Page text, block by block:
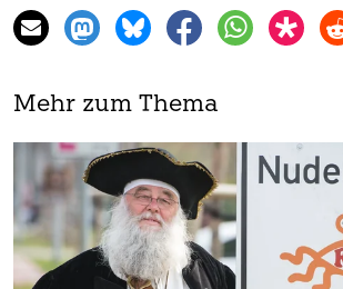
Mehr zum Thema